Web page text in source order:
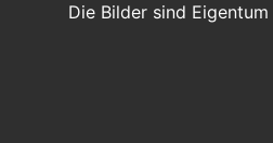
Die Bilder sind